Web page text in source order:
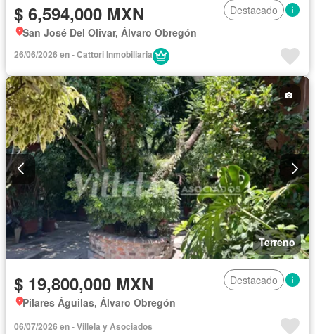
$ 6,594,000 MXN
Destacado
San José Del Olivar, Álvaro Obregón
26/06/2026 en - Cattori Inmobiliaria
Terreno
$ 19,800,000 MXN
Destacado
Pilares Águilas, Álvaro Obregón
06/07/2026 en - Villela y Asociados